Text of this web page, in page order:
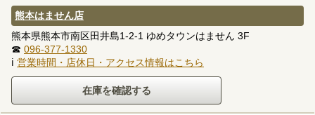
熊本はません店
熊本県熊本市南区田井島1-2-1 ゆめタウンはません 3F
☎ 096-377-1330
ℹ 営業時間・店休日・アクセス情報はこちら